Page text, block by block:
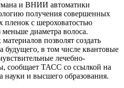
и ВНИИ автоматики
получения совершенных
пленок с шероховатостью
диаметра волоса.
позволят создать
будущего, в том числе квантовые
лечебно-
сообщает ТАСС со ссылкой на
науки и высшего образования.